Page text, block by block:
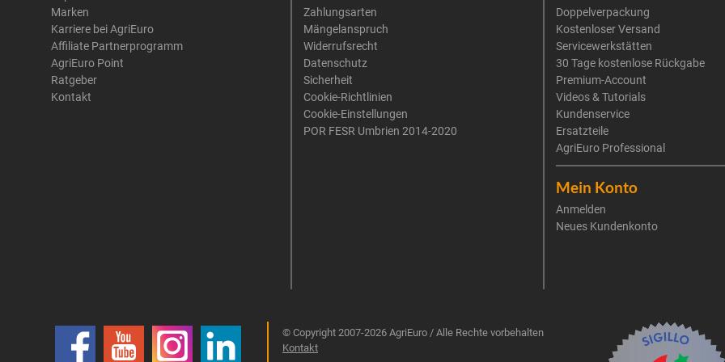
Marken
Karriere bei AgriEuro
Affiliate Partnerprogramm
AgriEuro Point
Ratgeber
Kontakt
Zahlungsarten
Mängelanspruch
Widerrufsrecht
Datenschutz
Sicherheit
Cookie-Richtlinien
Cookie-Einstellungen
POR FESR Umbrien 2014-2020
Doppelverpackung
Kostenloser Versand
Servicewerkstätten
30 Tage kostenlose Rückgabe
Premium-Account
Videos & Tutorials
Kundenservice
Ersatzteile
AgriEuro Professional
Mein Konto
Anmelden
Neues Kundenkonto
© Copyright 2007-2026 AgriEuro / Alle Rechte vorbehalten
Kontakt